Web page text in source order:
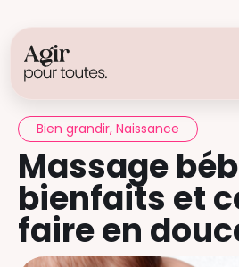
Bien grandir, Naissance
Massage
bienfaits et
faire en